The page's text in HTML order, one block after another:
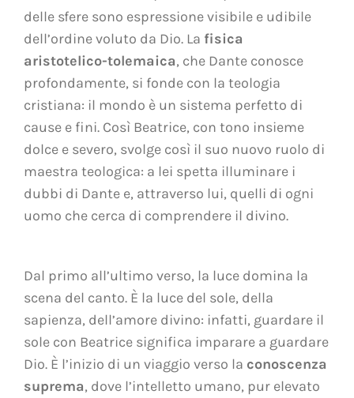
delle sfere sono espressione visibile e udibile
dell’ordine voluto da Dio. La fisica
aristotelico-tolemaica, che Dante conosce
profondamente, si fonde con la teologia
cristiana: il mondo è un sistema perfetto di
cause e fini. Così Beatrice, con tono insieme
dolce e severo, svolge così il suo nuovo ruolo di
maestra teologica: a lei spetta illuminare i
dubbi di Dante e, attraverso lui, quelli di ogni
uomo che cerca di comprendere il divino.
Dal primo all’ultimo verso, la luce domina la
scena del canto. È la luce del sole, della
sapienza, dell’amore divino: infatti, guardare il
sole con Beatrice significa imparare a guardare
Dio. È l’inizio di un viaggio verso la conoscenza
suprema, dove l’intelletto umano, pur elevato